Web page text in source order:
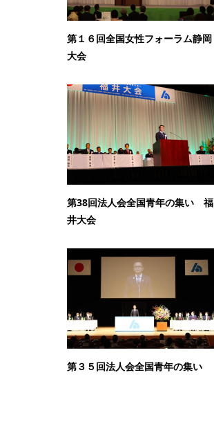
第１６回全国女性フォーラム静岡
大会
第38回法人会全国青年の集い 福
井大会
第３５回法人会全国青年の集い